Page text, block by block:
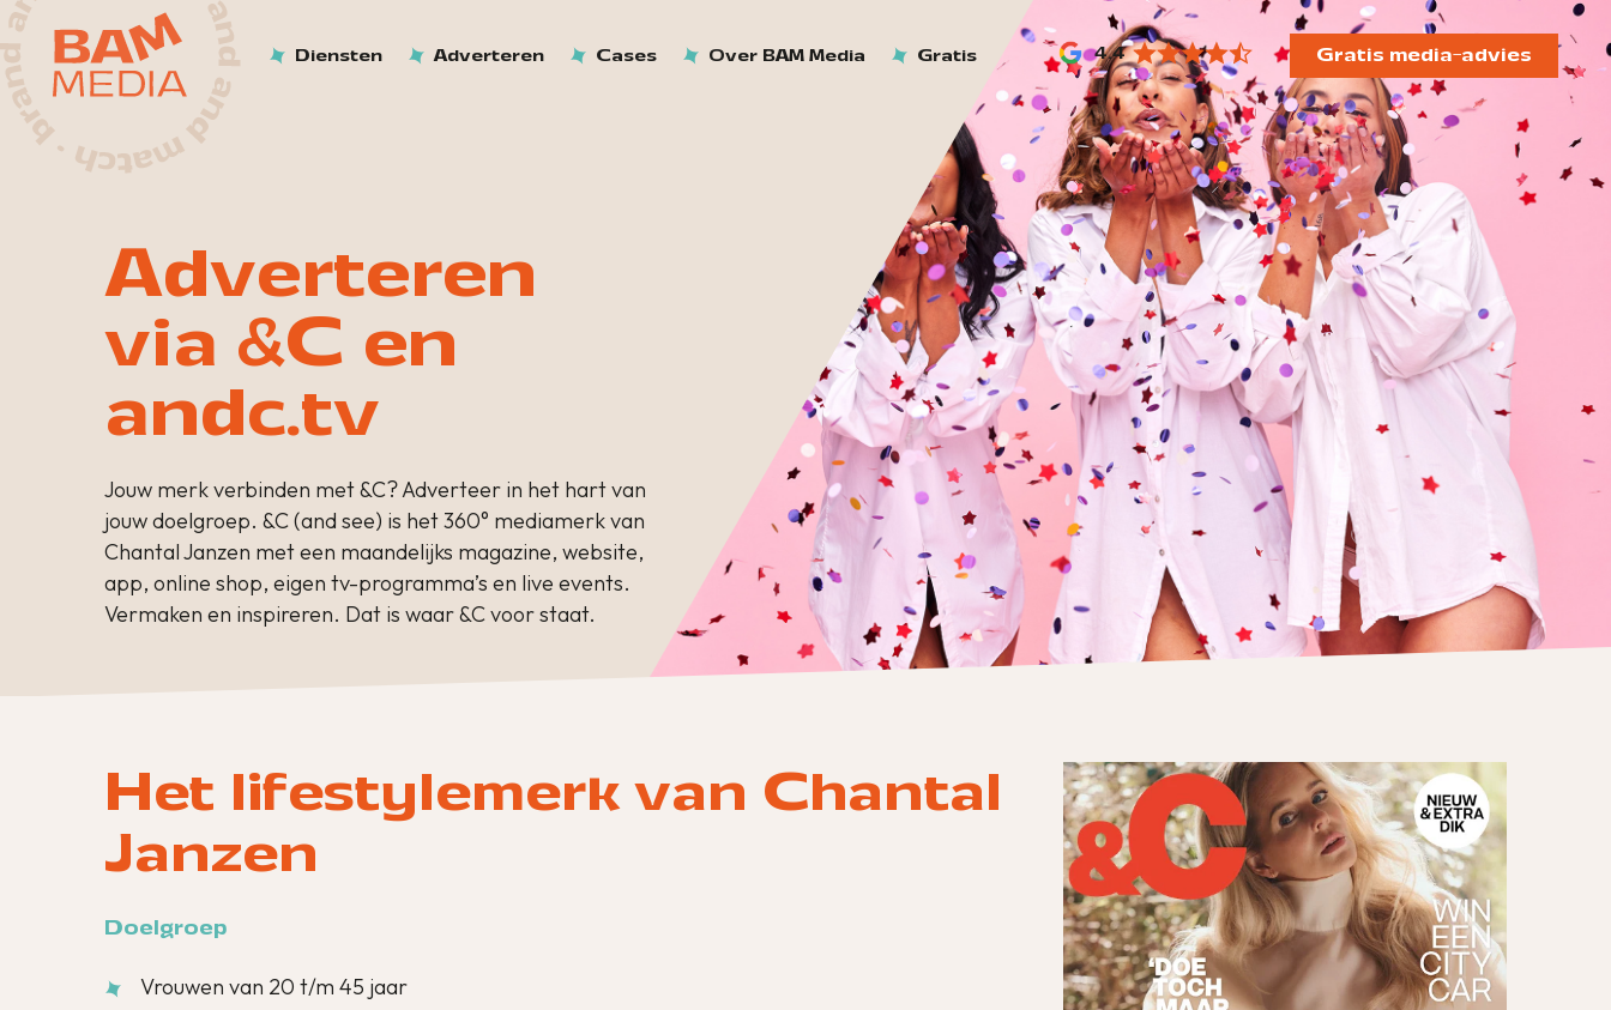
Diensten Adverteren Cases Over BAM Media Gratis 4.4 Gratis media-advies
Adverteren
via &C en
andc.tv
Jouw merk verbinden met &C? Adverteer in het hart van
jouw doelgroep. &C (and see) is het 360° mediamerk van
Chantal Janzen met een maandelijks magazine, website,
app, online shop, eigen tv-programma’s en live events.
Vermaken en inspireren. Dat is waar &C voor staat.
Het lifestylemerk van Chantal
Janzen
Doelgroep
Vrouwen van 20 t/m 45 jaar